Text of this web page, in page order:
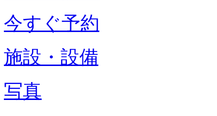
今すぐ予約
施設・設備
写真